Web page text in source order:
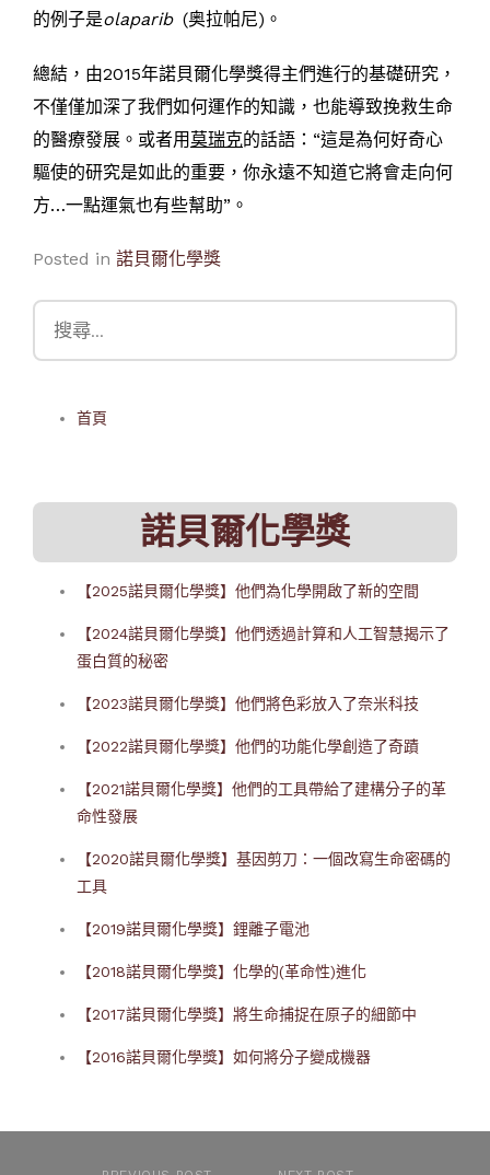
的例子是olaparib (奥拉帕尼)。
總結，由2015年諾貝爾化學獎得主們進行的基礎研究，
不僅僅加深了我們如何運作的知識，也能導致挽救生命
的醫療發展。或者用 莫瑞克的話語：“這是為何好奇心
驅使的研究是如此的重要，你永遠不知道它將會走向何
方…一點運氣也有些幫助”。
Posted in 諾貝爾化學獎
首頁
諾貝爾化學獎
【2025諾貝爾化學獎】他們為化學開啟了新的空間
【2024諾貝爾化學獎】他們透過計算和人工智慧揭示了
蛋白質的秘密
【2023諾貝爾化學獎】他們將色彩放入了奈米科技
【2022諾貝爾化學獎】他們的功能化學創造了奇蹟
【2021諾貝爾化學獎】他們的工具帶給了建構分子的革
命性發展
【2020諾貝爾化學獎】基因剪刀：一個改寫生命密碼的
工具
【2019諾貝爾化學獎】鋰離子電池
【2018諾貝爾化學獎】化學的(革命性)進化
【2017諾貝爾化學獎】將生命捕捉在原子的細節中
【2016諾貝爾化學獎】如何將分子變成機器